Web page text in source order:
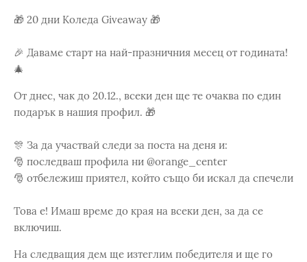
🎁 20 дни Коледа Giveaway 🎁
🎉 Даваме старт на най-празничния месец от годината!
🎄
От днес, чак до 20.12., всеки ден ще те очаква по един
подарък в нашия профил. 🎁
🎊 За да участвай следи за поста на деня и:
🎅 последваш профила ни @orange_center
🎅 отбележиш приятел, който също би искал да спечели
Това е! Имаш време до края на всеки ден, за да се
включиш.
На следващия дем ще изтеглим победителя и ще го